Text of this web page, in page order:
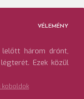
VÉLEMÉNY
három drónt,
Ezek közül
koboldok